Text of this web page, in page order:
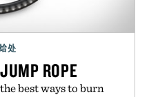
处
ROPE
best ways to burn